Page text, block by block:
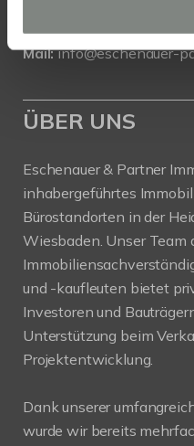
Danziger Straße 1/1,
Tel.: 06271 - 94 59 556
Mail:info@eschenauer-
ÜBER UNS
Eschenauer & Partner
inhabergeführtes
Bürostandorten in der
Wiesbaden. Unser Team
und -kaufleuten bietet
Investoren und
Unterstützung beim
Projektentwicklung.
Dank unserer
wurde wir bereits